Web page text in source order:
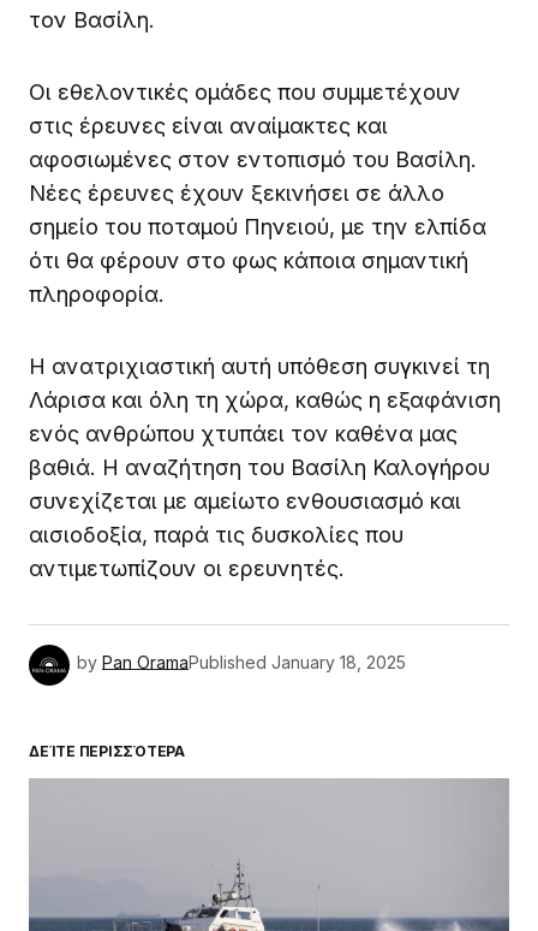
τον Βασίλη.
Οι εθελοντικές ομάδες που συμμετέχουν
στις έρευνες είναι αναίμακτες και
αφοσιωμένες στον εντοπισμό του Βασίλη.
Νέες έρευνες έχουν ξεκινήσει σε άλλο
σημείο του ποταμού Πηνειού, με την ελπίδα
ότι θα φέρουν στο φως κάποια σημαντική
πληροφορία.
Η ανατριχιαστική αυτή υπόθεση συγκινεί τη
Λάρισα και όλη τη χώρα, καθώς η εξαφάνιση
ενός ανθρώπου χτυπάει τον καθένα μας
βαθιά. Η αναζήτηση του Βασίλη Καλογήρου
συνεχίζεται με αμείωτο ενθουσιασμό και
αισιοδοξία, παρά τις δυσκολίες που
αντιμετωπίζουν οι ερευνητές.
by Pan OramaPublished January 18, 2025
ΔΕΊΤΕ ΠΕΡΙΣΣΌΤΕΡΑ